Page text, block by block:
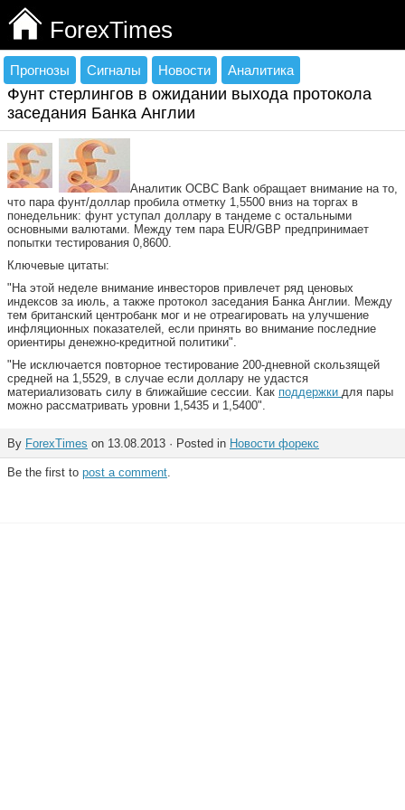
ForexTimes
Прогнозы Сигналы Новости Аналитика
Фунт стерлингов в ожидании выхода протокола
заседания Банка Англии
Аналитик OCBC Bank обращает внимание на то,
что пара фунт/доллар пробила отметку 1,5500 вниз на торгах в
понедельник: фунт уступал доллару в тандеме с остальными
основными валютами. Между тем пара EUR/GBP предпринимает
попытки тестирования 0,8600.
Ключевые цитаты:
"На этой неделе внимание инвесторов привлечет ряд ценовых
индексов за июль, а также протокол заседания Банка Англии. Между
тем британский центробанк мог и не отреагировать на улучшение
инфляционных показателей, если принять во внимание последние
ориентиры денежно-кредитной политики".
"Не исключается повторное тестирование 200-дневной скользящей
средней на 1,5529, в случае если доллару не удастся
материализовать силу в ближайшие сессии. Как поддержки для пары
можно рассматривать уровни 1,5435 и 1,5400".
By ForexTimes on 13.08.2013 · Posted in Новости форекс
Be the first to post a comment.